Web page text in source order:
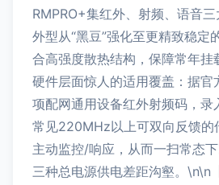
RMPRO+集红外、射频、语音三
外型从“黑豆”强化至更精致稳定
合高强度散热结构，保障常年挂
硬件层面惊人的适用覆盖：据
项配网通用设备红外射频码，录
常见220MHz以上可双向反馈的
主动监控/响应，从而一扫常态
三种总电源供电差距沟壑。\n\n